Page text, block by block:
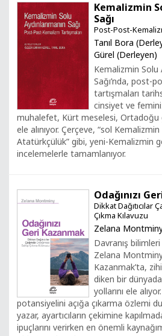
Kemalizmin
Sağı
Post-Post-
Tanıl Bora
Gürel (Derleyen)
Kemalizmin Solu
Sağı’nda, post-
tartışmaları
cinsiyet ve
muhalefet, Kürt meselesi, Ortadoğu
ele alınıyor. Çerçeve, “sol
Atatürkçülük” gibi, yeni-Kemalizmin
incelemelerle tamamlanıyor.
Odağınızı
Dikkat Dağıtıcılar
Çıkma Kılavuzu
Zelana
Davranış
Zelana Montminy
Kazanmak’ta,
diken bir
yollarını ele
potansiyelini açığa çıkarma özlemi
yazar, ayartıcıların çekimine
ipuçlarını verirken en önemli